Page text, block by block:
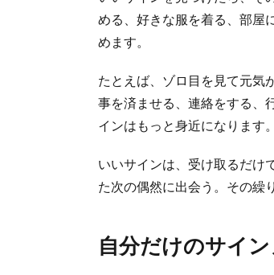
める、好きな服を着る、部屋
めます。
たとえば、ゾロ目を見て元気
事を済ませる、連絡をする、
インはもっと身近になります。
いいサインは、受け取るだけ
た次の偶然に出会う。その繰
自分だけのサイ